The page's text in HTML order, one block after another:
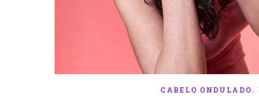
CABELO ONDULADO ,